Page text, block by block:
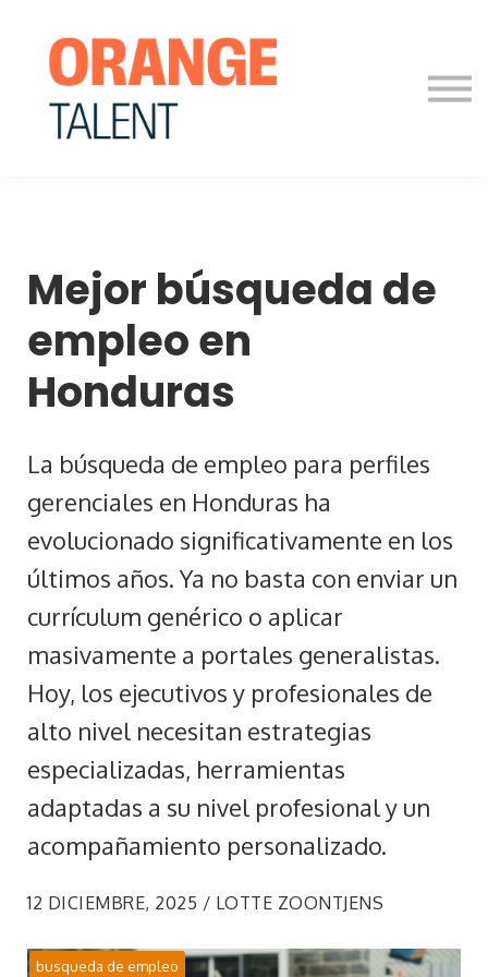
Blog
Contáctanos
Mejor búsqueda de
empleo en
Honduras
La búsqueda de empleo para perfiles
gerenciales en Honduras ha
evolucionado significativamente en los
últimos años. Ya no basta con enviar un
currículum genérico o aplicar
masivamente a portales generalistas.
Hoy, los ejecutivos y profesionales de
alto nivel necesitan estrategias
especializadas, herramientas
adaptadas a su nivel profesional y un
acompañamiento personalizado.
12 DICIEMBRE, 2025 / LOTTE ZOONTJENS
busqueda de empleo